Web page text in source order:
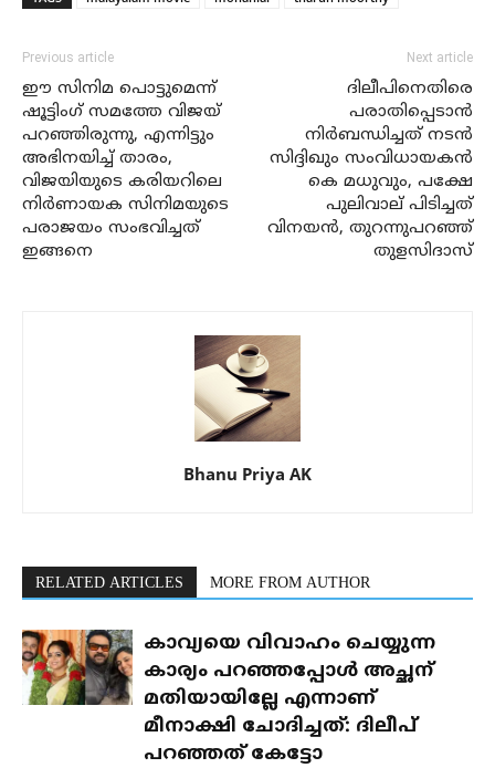
Previous article
ഈ സിനിമ പൊട്ടുമെന്ന്
ഷൂട്ടിംഗ് സമത്തേ വിജയ്
പറഞ്ഞിരുന്നു, എന്നിട്ടും
അഭിനയിച്ച് താരം,
വിജയിയുടെ കരിയറിലെ
നിര്‍ണായക സിനിമയുടെ
പരാജയം സംഭവിച്ചത്
ഇങ്ങനെ
Next article
ദിലീപിനെതിരെ
പരാതിപ്പെടാന്‍
നിര്‍ബന്ധിച്ചത് നടന്‍
സിദ്ദിഖും സംവിധായകന്‍
കെ മധുവും, പക്ഷേ
പുലിവാല് പിടിച്ചത്
വിനയന്‍, തുറന്നുപറഞ്ഞ്
തുളസിദാസ്
Bhanu Priya AK
RELATED ARTICLES MORE FROM AUTHOR
കാവ്യയെ വിവാഹം ചെയ്യുന്ന
കാര്യം പറഞ്ഞപ്പോൾ അച്ഛന്
മതിയായില്ലേ എന്നാണ്
മീനാക്ഷി ചോദിച്ചത്: ദിലീപ്
പറഞ്ഞത് കേട്ടോ